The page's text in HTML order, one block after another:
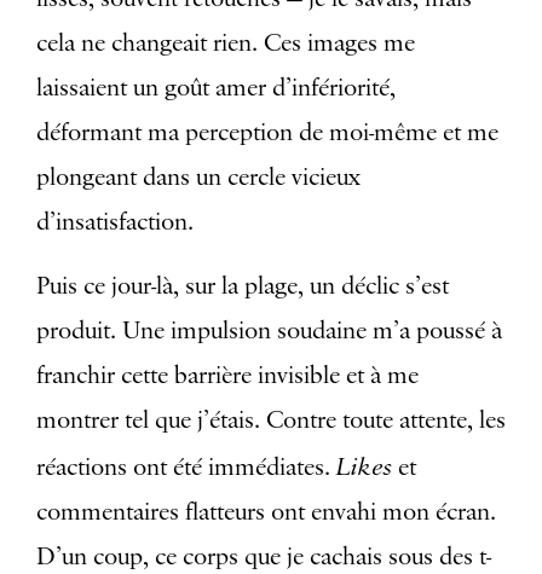
cela ne changeait rien. Ces images me
laissaient un goût amer d’infériorité,
déformant ma perception de moi-même et me
plongeant dans un cercle vicieux
d’insatisfaction.
Puis ce jour-là, sur la plage, un déclic s’est
produit. Une impulsion soudaine m’a poussé à
franchir cette barrière invisible et à me
montrer tel que j’étais. Contre toute attente, les
réactions ont été immédiates.Likes et
commentaires flatteurs ont envahi mon écran.
D’un coup, ce corps que je cachais sous des t-